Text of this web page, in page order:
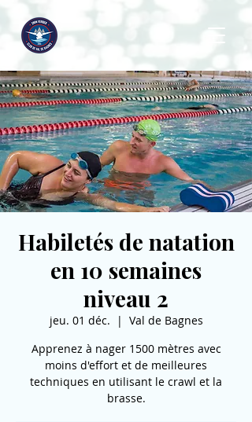
Habiletés de natation
en 10 semaines
niveau 2
jeu. 01 déc.
  |
Val de Bagnes
Apprenez à nager 1500 mètres avec
moins d'effort et de meilleures
techniques en utilisant le crawl et la
brasse.